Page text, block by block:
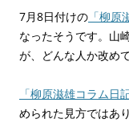
7月8日付けの 「柳原
なったそうです。山
が、どんな人か改め
「柳原滋雄コラム日記
められた見方ではあ